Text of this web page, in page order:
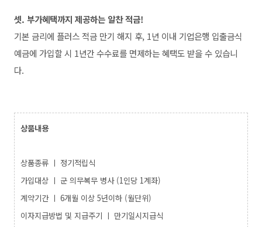
셋. 부가혜택까지 제공하는 알찬 적금!
기본 금리에 플러스 적금 만기 해지 후, 1년 이내 기업은행 입출금식
예금에 가입할 시 1년간 수수료를 면제하는 혜택도 받을 수 있습니
다.
상품내용
상품종류 ㅣ 정기적립식
가입대상 ㅣ 군 의무복무 병사 (1인당 1계좌)
계약기간 ㅣ 6개월 이상 5년이하 (월단위)
이자지급방법 및 지급주기 ㅣ 만기일시지급식